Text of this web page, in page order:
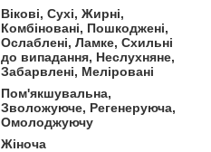
Вікові, Сухі, Жирні,
Комбіновані, Пошкоджені,
Ослаблені, Ламке, Схильні
до випадання, Неслухняне,
Забарвлені, Меліровані
Пом'якшувальна,
Зволожуюче, Регенеруюча,
Омолоджуючу
Жіноча